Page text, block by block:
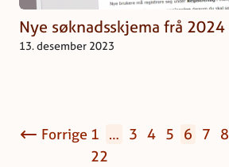
Nye søknadsskjema frå 2024
13. desember 2023
Forrige 1 … 3 4 5 6 7 8
22